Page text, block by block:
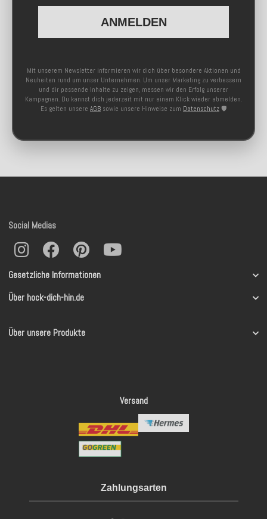
ANMELDEN
Mit unserem Newsletter informieren wir dich über besondere Aktionen und
Neuheiten rund um unser Unternehmen. Um unser Marketing zu verbessern
und dir passende Inhalte zu zeigen, messen wir den Erfolg unserer
Kampagnen. Du kannst dich jederzeit mit nur einem Klick wieder abmelden.
Es gelten unsere AGB sowie unsere Hinweise zum Datenschutz 🛡️
Gesetzliche Informationen
Über hock-dich-hin.de
Über unsere Produkte
Social Medias
Versand
Zahlungsarten